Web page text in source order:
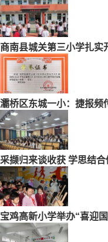
商南县城关第三小学扎实
灞桥区东城一小：捷报频
采撷归来谈收获 学思结合
宝鸡高新小学举办“喜迎